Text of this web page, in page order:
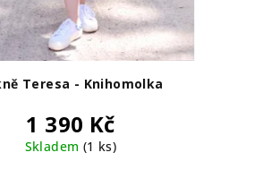
Teresa - Knihomolka
1 390 Kč
Skladem (1 ks)